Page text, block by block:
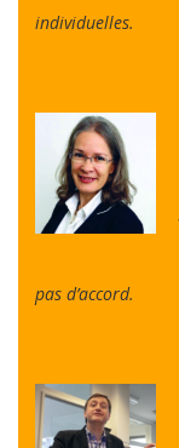
individuelles.
pas d’accord.